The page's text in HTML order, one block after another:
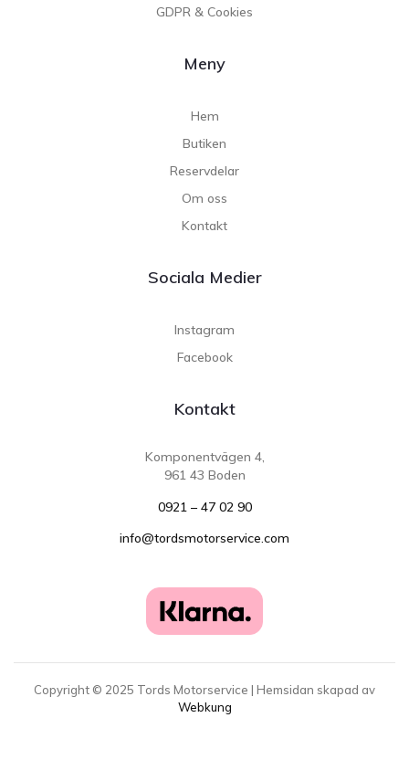
GDPR & Cookies
Meny
Hem
Butiken
Reservdelar
Om oss
Kontakt
Sociala Medier
Instagram
Facebook
Kontakt
Komponentvägen 4,
961 43 Boden
0921 – 47 02 90
info@tordsmotorservice.com
Copyright © 2025 Tords Motorservice | Hemsidan skapad av
Webkung